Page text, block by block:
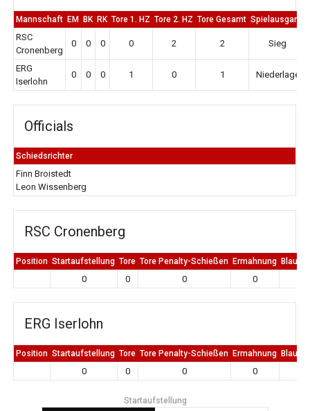
Mannschaft EM BK RK Tore 1. HZ Tore 2. HZ Tore Gesamt Spielausgang
RSC
Cronenberg
0 0 0 0 2 2 Sieg
ERG
Iserlohn
0 0 0 1 0 1 Niederlage
Officials
Schiedsrichter
Finn Broistedt
Leon Wissenberg
RSC Cronenberg
Position Startaufstellung Tore Tore Penalty-Schießen Ermahnung Blaue
0 0 0 0
ERG Iserlohn
Position Startaufstellung Tore Tore Penalty-Schießen Ermahnung Blaue
0 0 0 0
Startaufstellung